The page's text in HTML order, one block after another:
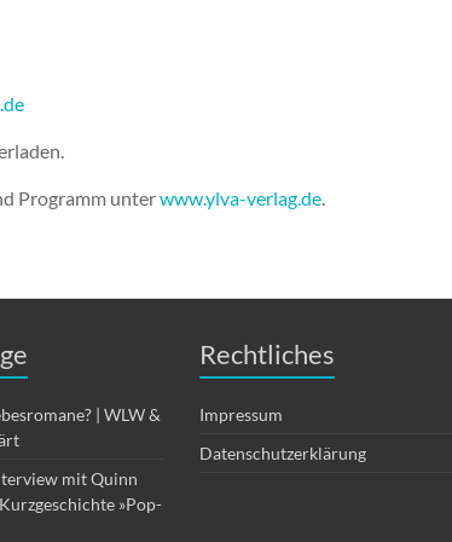
Programm unterwww.ylva-verlag.de
| WLW &
mit Quinn
»Pop-
Rechtliches
Impressum
Datenschutzerklärung